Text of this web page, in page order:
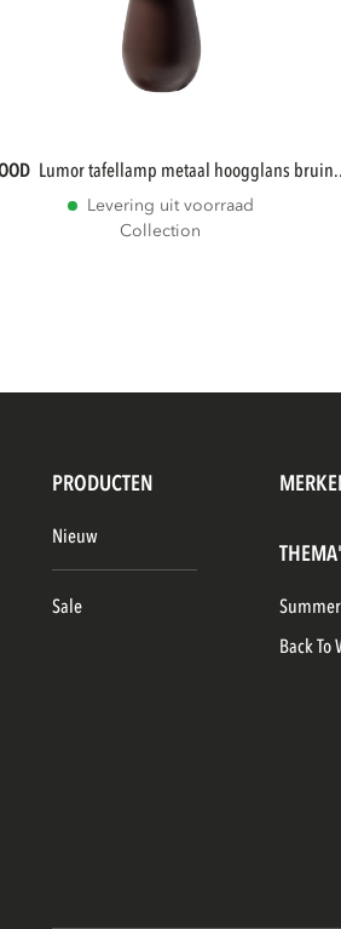
lumor tafellamp metaal hoogglans
Levering uit voorraad
Collection
PRODUCTEN
Nieuw
Sale
Back